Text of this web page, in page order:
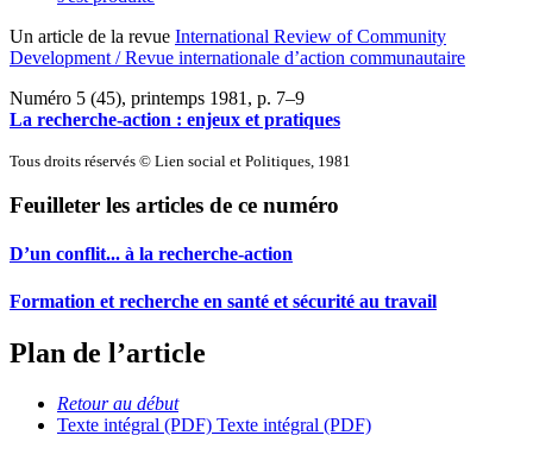
Un article de la revue International Review of Community
Development / Revue internationale d’action communautaire
Numéro 5 (45), printemps 1981 , p. 7–9
La recherche-action : enjeux et pratiques
Tous droits réservés © Lien social et Politiques, 1981
Feuilleter les articles de ce numéro
D’un conflit... à la recherche-action
Formation et recherche en santé et sécurité au travail
Plan de l’article
Retour au début
Texte intégral (PDF) Texte intégral (PDF)